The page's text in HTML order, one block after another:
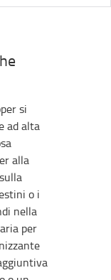
si
ad alta
alla
o i
nella
per